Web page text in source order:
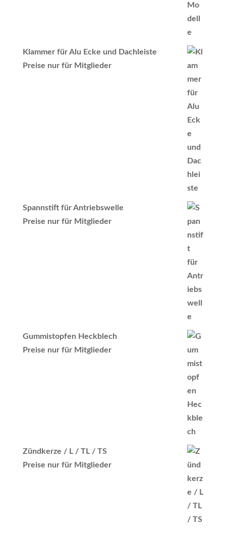
Klammer für Alu Ecke und Dachleiste
Preise nur für Mitglieder
Spannstift für Antriebswelle
Preise nur für Mitglieder
Gummistopfen Heckblech
Preise nur für Mitglieder
Zündkerze / L / TL / TS
Preise nur für Mitglieder